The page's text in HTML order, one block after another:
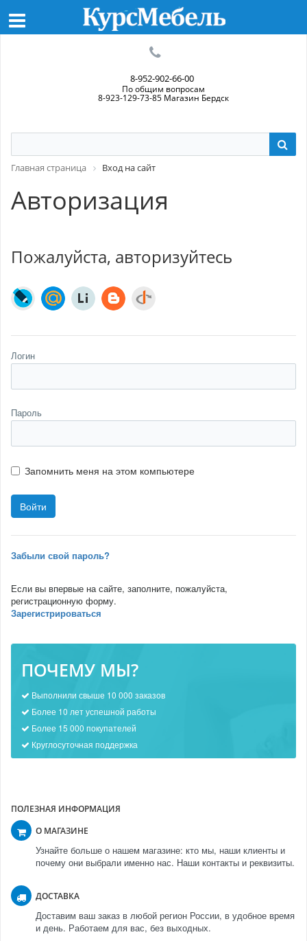
8-952-902-66-00
По общим вопросам
8-923-129-73-85 Магазин Бердск
Главная страница Вход на сайт
Авторизация
Пожалуйста, авторизуйтесь
Логин
Пароль
Запомнить меня на этом компьютере
Забыли свой пароль?
Если вы впервые на сайте, заполните, пожалуйста,
регистрационную форму.
Зарегистрироваться
ПОЧЕМУ МЫ?
Выполнили свыше 10 000 заказов
Более 10 лет успешной работы
Более 15 000 покупателей
Круглосуточная поддержка
ПОЛЕЗНАЯ ИНФОРМАЦИЯ
О МАГАЗИНЕ
Узнайте больше о нашем магазине: кто мы, наши клиенты и
почему они выбрали именно нас. Наши контакты и реквизиты.
ДОСТАВКА
Доставим ваш заказ в любой регион России, в удобное время
и день. Работаем для вас, без выходных.